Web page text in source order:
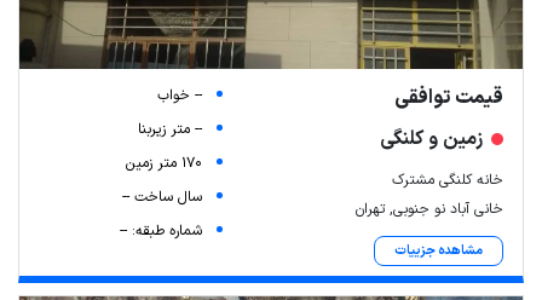
قیمت توافقی
زمین و کلنگی
خانه کلنگی مشترک
خانی آباد نو جنوبی, تهران
مشاهده جزییات
-- خواب
-- متر زیربنا
170 متر زمین
سال ساخت --
شماره طبقه: --